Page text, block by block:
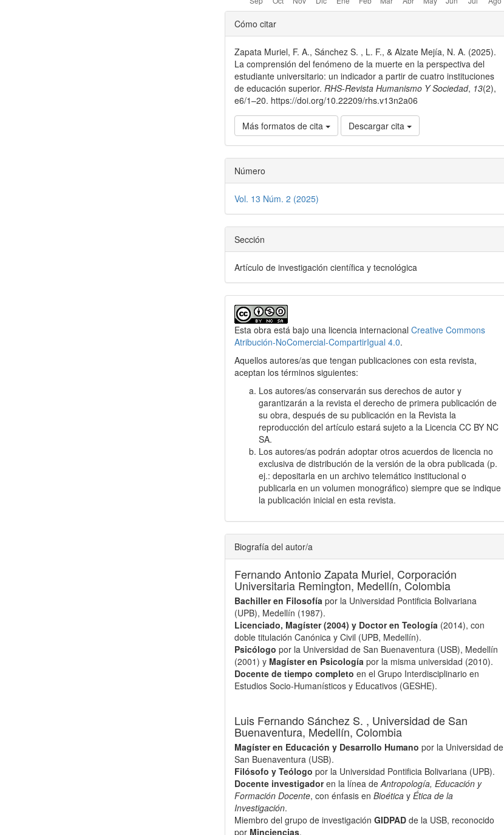
Detalles
del
artículo
Cómo citar
Zapata Muriel, F. A., Sánchez S. , L. F., & Alzate Mejía, N. A. (2025).
La comprensión del fenómeno de la muerte en la perspectiva del
estudiante universitario: un indicador a partir de cuatro instituciones
de educación superior.RHS-Revista Humanismo Y Sociedad, 13(2),
e6/1–20. https://doi.org/10.22209/rhs.v13n2a06
Más formatos de cita Descargar cita
Número
Vol. 13 Núm. 2 (2025)
Sección
Artículo de investigación científica y tecnológica
Esta obra está bajo una licencia internacionalCreative Commons
Atribución-NoComercial-CompartirIgual 4.0.
Aquellos autores/as que tengan publicaciones con esta revista,
aceptan los términos siguientes:
Los autores/as conservarán sus derechos de autor y
garantizarán a la revista el derecho de primera publicación de
su obra, después de su publicación en la Revista la
reproducción del artículo estará sujeto a la Licencia CC BY NC
SA.
Los autores/as podrán adoptar otros acuerdos de licencia no
exclusiva de distribución de la versión de la obra publicada (p.
ej.: depositarla en un archivo telemático institucional o
publicarla en un volumen monográfico) siempre que se indique
la publicación inicial en esta revista.
Biografía del autor/a
Fernando Antonio Zapata Muriel, Corporación
Universitaria Remington, Medellín, Colombia
Bachiller en Filosofía por la Universidad Pontificia Bolivariana
(UPB), Medellín (1987).
Licenciado, Magíster (2004) y Doctor en Teología (2014), con
doble titulación Canónica y Civil (UPB, Medellín).
Psicólogo por la Universidad de San Buenaventura (USB), Medellín
(2001) y Magíster en Psicología por la misma universidad (2010).
Docente de tiempo completo en el Grupo Interdisciplinario en
Estudios Socio-Humanísticos y Educativos (GESHE).
Luis Fernando Sánchez S. , Universidad de San
Buenaventura, Medellín, Colombia
Magíster en Educación y Desarrollo Humano por la Universidad de
San Buenaventura (USB).
Filósofo y Teólogo por la Universidad Pontificia Bolivariana (UPB).
Docente investigadoren la línea deAntropología, Educación y
Formación Docente, con énfasis enBioética yÉtica de la
Investigación.
Miembro del grupo de investigaciónGIDPAD de la USB, reconocido
por Minciencias.